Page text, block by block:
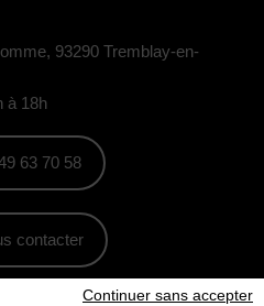
Continuer sans accepter
93290 Tremblay-en-
à 18h
63 70 58
contacter